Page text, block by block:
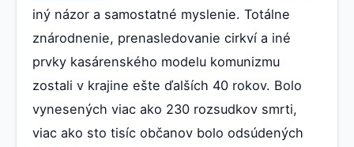
iný názor a samostatné myslenie. Totálne
znárodnenie, prenasledovanie cirkví a iné
prvky kasárenského modelu komunizmu
zostali v krajine ešte ďalších 40 rokov. Bolo
vynesených viac ako 230 rozsudkov smrti,
viac ako sto tisíc občanov bolo odsúdených